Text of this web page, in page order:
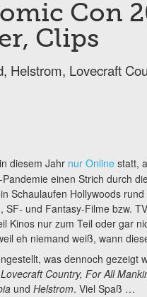
Con
Clips
Helstrom, Lovecraft
diesem Jahr nur Onlinestatt,
einen Strich durch
Schaulaufen Hollywoods
SF- und Fantasy-Filme bzw.
Kinos nur zum Teil oder gar
eh niemand weiß, wann
was dennoch gezeigt
Lovecraft Country, For All
und Helstrom. Viel Spaß …